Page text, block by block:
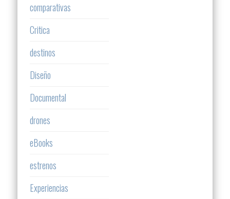
comparativas
Critica
destinos
Diseño
Documental
drones
eBooks
estrenos
Experiencias